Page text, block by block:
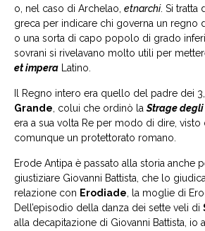
o, nel caso di Archelao, etnarchi. Si tratta
greca per indicare chi governa un regno
o una sorta di capo popolo di grado
sovrani si rivelavano molto utili per
et impera Latino.
Il Regno intero era quello del padre dei
Grande , colui che ordinò laStrage
era a sua volta Re per modo di dire, visto
comunque un protettorato romano.
Erode Antipa è passato alla storia anche
giustiziare Giovanni Battista, che lo
relazione con Erodiade , la moglie di
Dell’episodio della danza dei sette veli di
alla decapitazione di Giovanni Battista, io